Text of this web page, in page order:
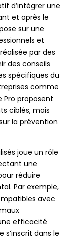
d’intégrer une
et après le
sur une
et
par des
des conseils
spécifiques du
comme
Pro proposent
ciblés, mais
la prévention
joue un rôle
une
réduire
Par exemple,
avec
efficacité
dans le